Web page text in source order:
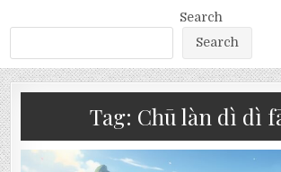
Search
Search
Tag: Chū làn dì dì